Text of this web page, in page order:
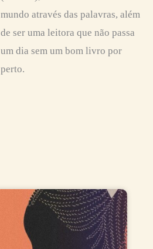
mundo através das palavras, além
de ser uma leitora que não passa
um dia sem um bom livro por
perto.